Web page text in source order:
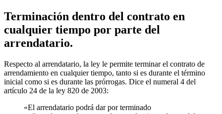
Terminación dentro del contrato en
cualquier tiempo por parte del
arrendatario.
Respecto al arrendatario, la ley le permite terminar el contrato de
arrendamiento en cualquier tiempo, tanto si es durante el término
inicial como si es durante las prórrogas. Dice el numeral 4 del
artículo 24 de la ley 820 de 2003:
«El arrendatario podrá dar por terminado